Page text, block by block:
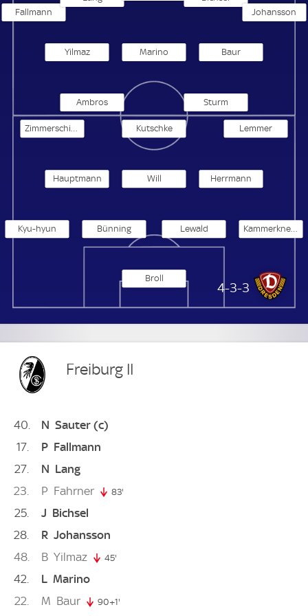
Fallmann
Johansson
Yilmaz Marino Baur
Ambros Sturm
Dynamo Dresden
4-3-3
Broll
Kammerknecht
Lewald
Bünning
Kyu-hyun
Herrmann
Will
Hauptmann
Lemmer
Kutschke
Zimmerschied
Freiburg II
40 N Sauter (c)
17
P Fallmann
27
N Lang
23
P Fahrner 83'
25 J Bichsel
28
R Johansson
48
B Yilmaz 45'
42 L Marino
22
M Baur 90+1'